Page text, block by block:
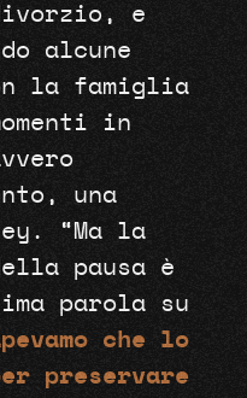
e
alcune
la famiglia
in
una
“Ma la
pausa è
parola su
che lo
preservare